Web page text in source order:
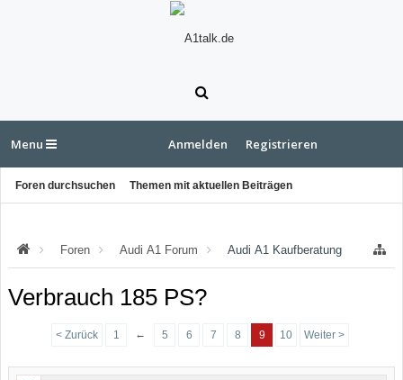
Menu
Foren durchsuchen Themen mit aktuellen Beiträgen
Anmelden Registrieren
Foren Audi A1 Forum Audi A1 Kaufberatung
Verbrauch 185 PS?
< Zurück 1 ← 5 6 7 8 9 10 Weiter >